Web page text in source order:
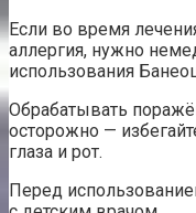
Если во время
аллергия, нужно
использования
Обрабатывать
осторожно —
глаза и рот.
Перед